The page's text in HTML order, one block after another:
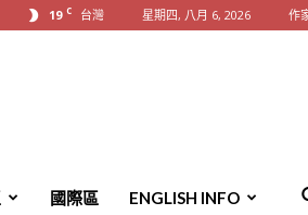
19 C 台灣 星期四, 八月 6, 2026 作
國際區 ENGLISH INFO